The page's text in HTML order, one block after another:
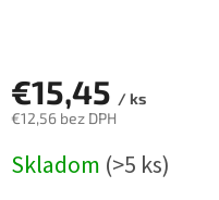
€15,45 / ks
€12,56 bez DPH
cena:
Skladom (>5 ks)